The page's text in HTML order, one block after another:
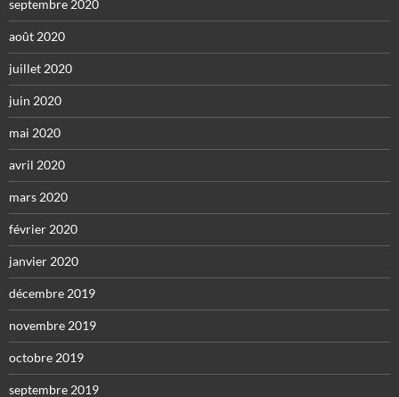
septembre 2020
août 2020
juillet 2020
juin 2020
mai 2020
avril 2020
mars 2020
février 2020
janvier 2020
décembre 2019
novembre 2019
octobre 2019
septembre 2019